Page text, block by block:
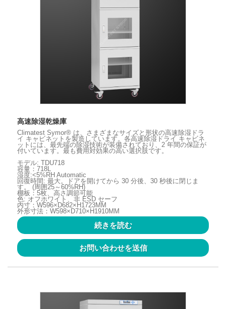
高速除湿乾燥庫
Climatest Symor® は、さまざまなサイズと形状の高速除湿ドラ
イ キャビネットを製造しています。各高速除湿ドライ キャビネ
ットには、最先端の除湿技術が装備されており、2 年間の保証が
付いています。最も費用対効果の高い選択肢です。
モデル: TDU718
容量：718L
湿度:<5%RH Automatic
回復時間: 最大。ドアを開けてから 30 分後、30 秒後に閉じま
す。 (周囲25～60%RH)
棚板：5枚、高さ調節可能
色: オフホワイト、非 ESD セーフ
内寸：W596×D682×H1723MM
外形寸法：W598×D710×H1910MM
続きを読む
お問い合わせを送信